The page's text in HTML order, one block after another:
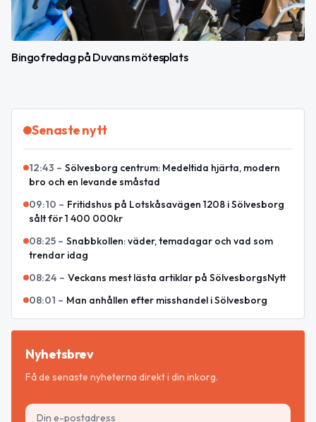
Bingofredag på Duvans mötesplats
Senaste nytt
12:43 – Sölvesborg centrum: Medeltida hjärta, modern
bro och en levande småstad
09:10 – Fritidshus på Lotskåsavägen 1208 i Sölvesborg
sålt för 1 400 000kr
08:25 – Snabbkollen: väder, temadagar och vad som
trendar idag
08:24 – Veckans mest lästa artiklar på SölvesborgsNytt
08:01 – Man anhållen efter misshandel i Sölvesborg
Nyhetsbrev
Få de senaste nyheterna direkt i din inkorg.